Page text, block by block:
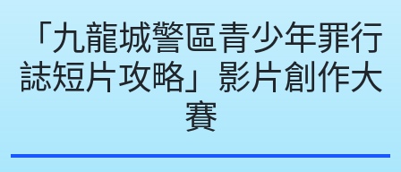
「九龍城警區青少年罪行
誌短片攻略」影片創作大
賽